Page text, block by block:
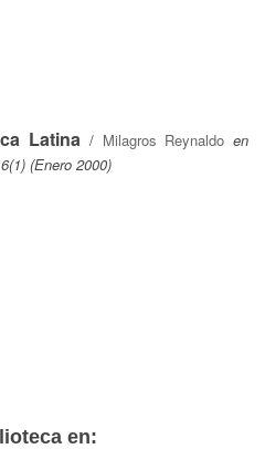
Latina / Milagros Reynaldo en
(Enero 2000)
en: